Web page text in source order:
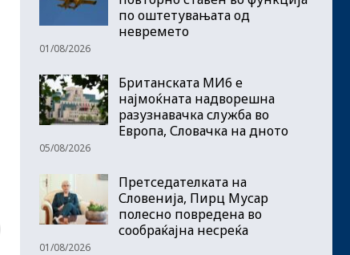
по оштетувањата од
невремето
01/08/2026
Британската МИ6 е
најмоќната надворешна
разузнавачка служба во
Европа, Словачка на дното
05/08/2026
Претседателката на
Словенија, Пирц Мусар
полесно повредена во
сообраќајна несреќа
01/08/2026